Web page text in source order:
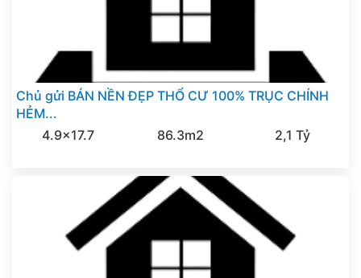
Chủ gửi BÁN NỀN ĐẸP THỔ CƯ 100% TRỤC CHÍNH
HẺM...
4.9x17.7
86.3m2 2,1 Tỷ